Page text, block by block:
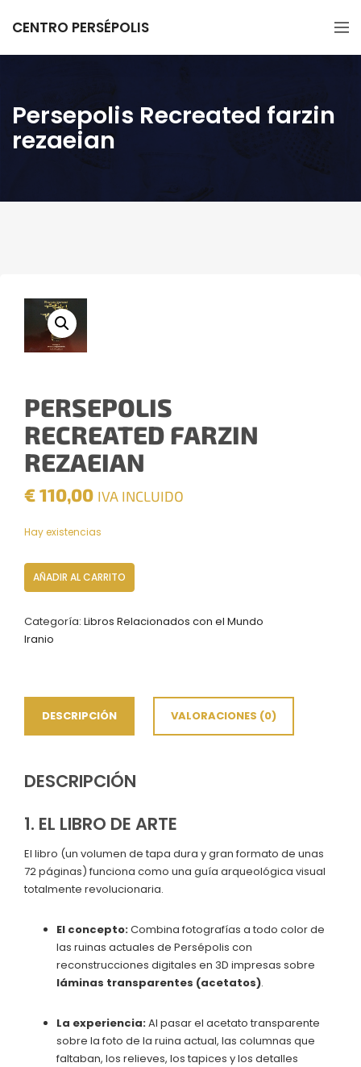
CENTRO PERSÉPOLIS
Persepolis Recreated farzin
rezaeian
PERSEPOLIS
RECREATED FARZIN
REZAEIAN
€110,00 IVA INCLUIDO
Hay existencias
Persepolis
Recreated
rezaeian
cantidad
AÑADIR AL CARRITO
Categoría: Libros Relacionados con el Mundo
Iranio
DESCRIPCIÓN VALORACIONES (0)
DESCRIPCIÓN
1. EL LIBRO DE ARTE
El libro (un volumen de tapa dura y gran formato de unas
72 páginas) funciona como una guía arqueológica visual
totalmente revolucionaria.
El concepto:Combina fotografías a todo color de
las ruinas actuales de Persépolis con
reconstrucciones digitales en 3D impresas sobre
láminas transparentes (acetatos).
La experiencia:Al pasar el acetato transparente
sobre la foto de la ruina actual, las columnas que
faltaban, los relieves, los tapices y los detalles